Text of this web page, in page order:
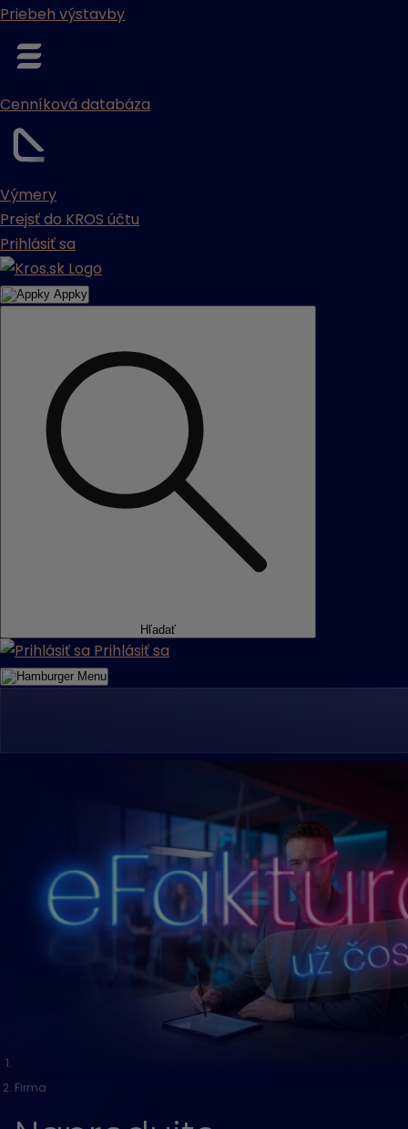
Priebeh výstavby
Cenníková databáza
Výmery
Prejsť do KROS účtu
Prihlásiť sa
Appky
Hľadať
Prihlásiť sa
Menu
Firma